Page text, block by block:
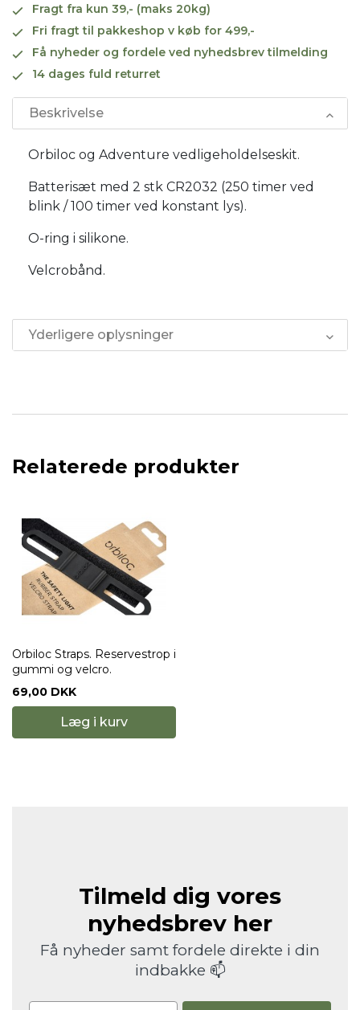
Fragt fra kun 39,- (maks 20kg)
Fri fragt til pakkeshop v køb for 499,-
Få nyheder og fordele ved nyhedsbrev tilmelding
14 dages fuld returret
Beskrivelse
Orbiloc og Adventure vedligeholdelseskit.
Batterisæt med 2 stk CR2032 (250 timer ved
blink / 100 timer ved konstant lys).
O-ring i silikone.
Velcrobånd.
Yderligere oplysninger
Relaterede produkter
Orbiloc Straps. Reservestrop i
gummi og velcro.
69,00 DKK
Læg i kurv
Tilmeld dig vores
nyhedsbrev her
Få nyheder samt fordele direkte i din
indbakke 📫